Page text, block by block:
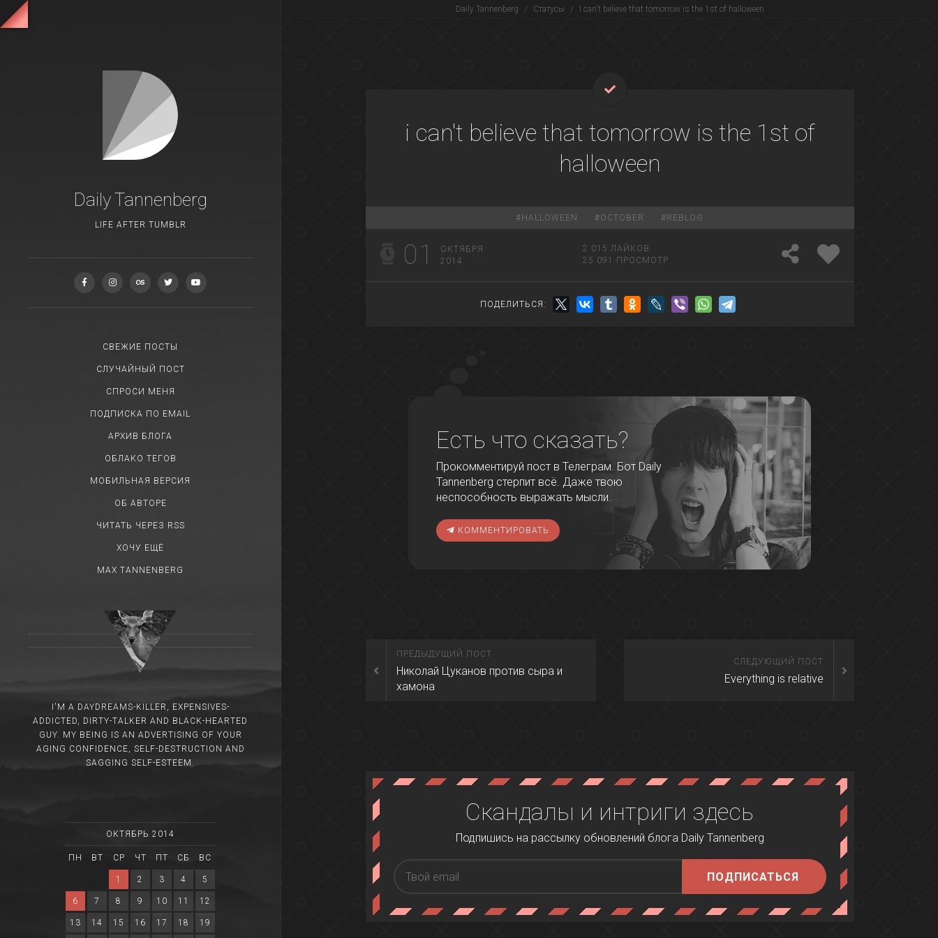
Daily Tannenberg
LIFE AFTER TUMBLR
СВЕЖИЕ ПОСТЫ
СЛУЧАЙНЫЙ ПОСТ
СПРОСИ МЕНЯ
ПОДПИСКА ПО EMAIL
АРХИВ БЛОГА
ОБЛАКО ТЕГОВ
МОБИЛЬНАЯ ВЕРСИЯ
ОБ АВТОРЕ
ЧИТАТЬ ЧЕРЕЗ RSS
ХОЧУ ЕЩЁ
MAX TANNENBERG
I'M A DAYDREAMS-KILLER, EXPENSIVES-
ADDICTED, DIRTY-TALKER AND BLACK-HEARTED
GUY. MY BEING IS AN ADVERTISING OF YOUR
AGING CONFIDENCE, SELF-DESTRUCTION AND
SAGGING SELF-ESTEEM.
ОКТЯБРЬ 2014
ПН ВТ СР ЧТ ПТ СБ ВС
1 2 3 4 5
6 7 8 9 10 11 12
13 14 15 16 17 18 19
Daily Tannenberg / Статусы / I can't believe that tomorrow is the 1st of halloween
i can't believe that tomorrow is the 1st of
halloween
# HALLOWEEN #OCTOBER # REBLOG
01
ОКТЯБРЯ
2014
2 015ЛАЙКОВ
25 091
ПРОСМОТР
ПОДЕЛИТЬСЯ:
Есть что сказать?
Прокомментируй пост в Телеграм. Бот Daily
Tannenberg стерпит всё. Даже твою
неспособность выражать мысли.
КОММЕНТИРОВАТЬ
ПРЕДЫДУЩИЙ ПОСТ
Николай Цуканов против сыра и
хамона
СЛЕДУЮЩИЙ ПОСТ
Everything is relative
Скандалы и интриги здесь
Подпишись на рассылку обновлений блога Daily Tannenberg
ПОДПИСАТЬСЯ